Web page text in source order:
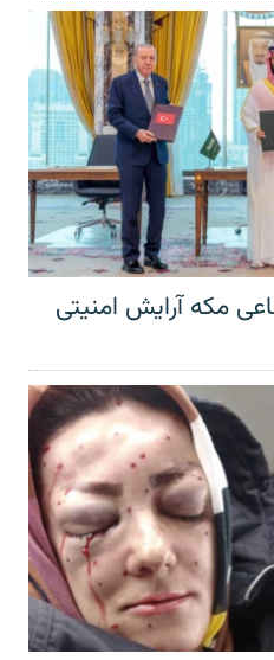
مکه آرایش امنیتی